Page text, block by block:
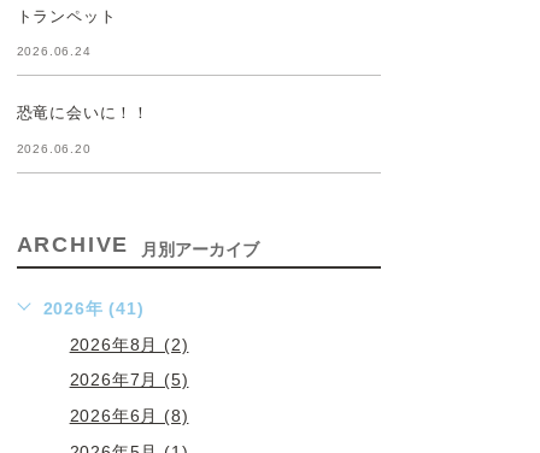
トランペット
2026.06.24
恐竜に会いに！！
2026.06.20
ARCHIVE 月別アーカイブ
2026年 (41)
2026年8月 (2)
2026年7月 (5)
2026年6月 (8)